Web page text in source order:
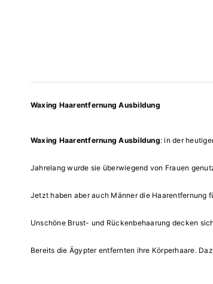
Waxing Haarentfernung Ausbildung
Waxing Haarentfernung Ausbildung: in der
Jahrelang wurde sie überwiegend von Frauen
Jetzt haben aber auch Männer die Haarentfernung
Unschöne Brust- und Rückenbehaarung decken
Bereits die Ägypter entfernten ihre Körperhaare.